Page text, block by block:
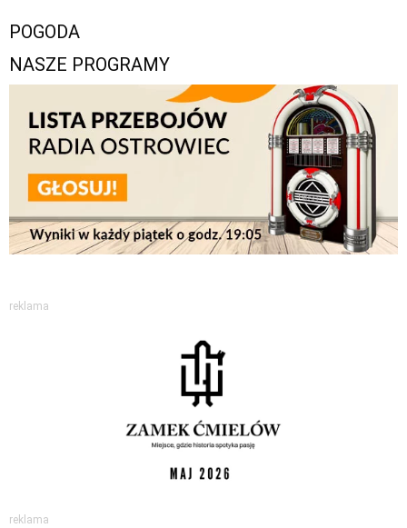
POGODA
NASZE PROGRAMY
reklama
reklama